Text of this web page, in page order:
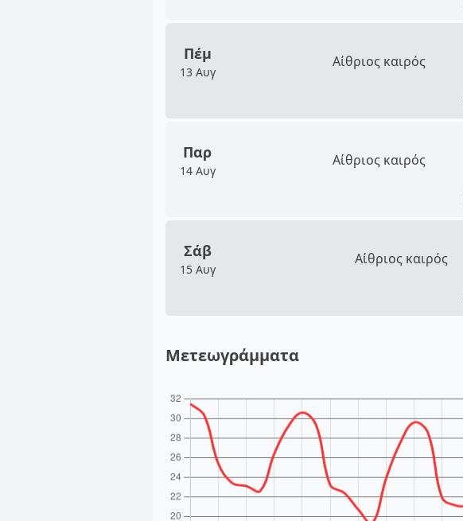
Πέμ
13 Αυγ
Αίθριος καιρός
Παρ
14 Αυγ
Αίθριος καιρός
Σάβ
15 Αυγ
Αίθριος καιρός
Μετεωγράμματα